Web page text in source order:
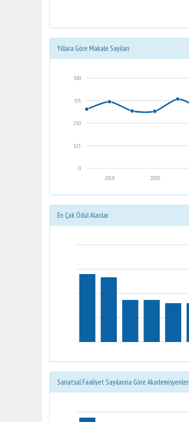
Yıllara Göre Makale Sayıları
0
125
250
375
500
2020
2018
En Çok Ödül Alanlar
Sanatsal Faaliyet Sayılarına Göre Akademisyenler